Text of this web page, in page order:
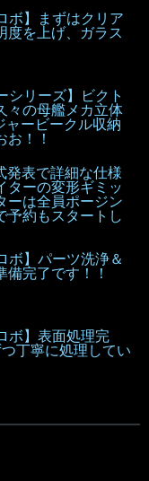
ボ】まずはクリア
度を上げ、ガラス
シリーズ】ビクト
々の母艦メカ立体
ャービークル収納
！！
発表で詳細な仕様
ターの変形ギミッ
ーは全員ポージン
予約もスタートし
ボ】パーツ洗浄＆
完了です！！
ボ】表面処理完
丁寧に処理してい